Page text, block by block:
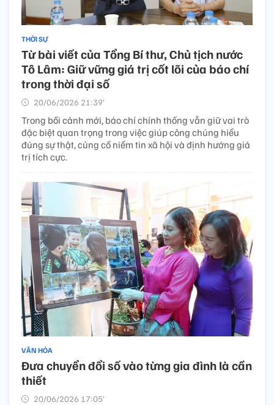
THỜI SỰ
Từ bài viết của Tổng Bí thư, Chủ tịch nước
Tô Lâm: Giữ vững giá trị cốt lõi của báo chí
trong thời đại số
20/06/2026 21:39’
Trong bối cảnh mới, báo chí chính thống vẫn giữ vai trò
đặc biệt quan trọng trong việc giúp công chúng hiểu
đúng sự thật, củng cố niềm tin xã hội và định hướng giá
trị tích cực.
VĂN HÓA
Đưa chuyển đổi số vào từng gia đình là cần
thiết
20/06/2026 17:05’